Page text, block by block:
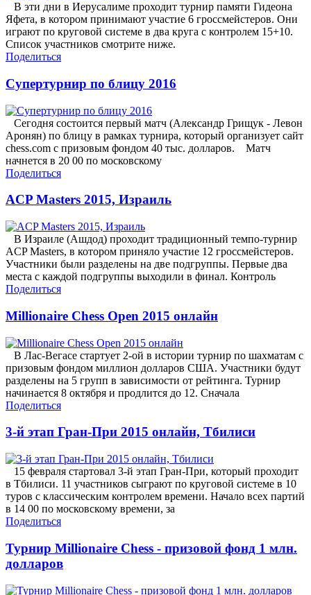
В эти дни в Иерусалиме проходит турнир памяти Гидеона
Яфета, в котором принимают участие 6 гроссмейстеров. Они
играют по круговой системе в два круга с контролем 15+10.
Список участников смотрите ниже.
Поделиться
Супертурнир по блицу 2016
Сегодня состоится первый матч (Александр Грищук - Левон
Аронян) по блицу в рамках турнира, который организует сайт
chess.com с призовым фондом 40 тыс. долларов. Матч
начнется в 20 00 по московскому
Поделиться
ACP Masters 2015, Израиль
В Израиле (Ашдод) проходит традиционный темпо-турнир
ACP Masters, в котором приняло участие 12 гроссмейстеров.
Участники были разделены на две подгруппы. Первые два
места с каждой подгруппы выходили в финал. Контроль
Поделиться
Millionaire Chess Open 2015 онлайн
В Лас-Вегасе стартует 2-ой в истории турнир по шахматам с
призовым фондом миллион долларов США. Участники будут
разделены на 5 групп в зависимости от рейтинга. Турнир
начинается 8 октября и продлится до 12. Сначала
Поделиться
3-й этап Гран-При 2015 онлайн, Тбилиси
15 февраля стартовал 3-й этап Гран-При, который проходит
в Тбилиси. 11 участников сыграют по круговой системе в 10
туров с классическим контролем времени. Начало всех партий
в 14 00 по московскому времени, за
Поделиться
Турнир Millionaire Chess - призовой фонд 1 млн.
долларов